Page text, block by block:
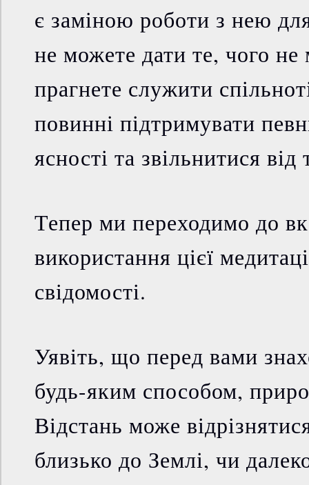
є заміною роботи з нею
не можете дати те, чого
прагнете служити
повинні підтримувати
ясності та звільнитися від
Тепер ми переходимо до
використання цієї
свідомості.
Уявіть, що перед вами
будь-яким способом,
Відстань може
близько до Землі, чи